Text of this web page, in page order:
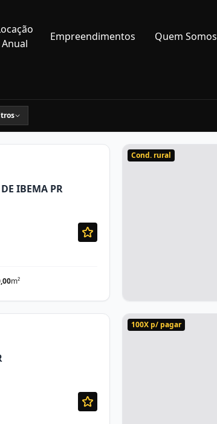
Anual
Empreendimentos Quem Somos
IBEMA PR
m²
Cond. rural
100X p/ pagar